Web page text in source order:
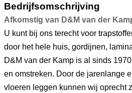
Bedrijfsomschrijving
Afkomstig van D&M van der
U kunt bij ons terecht voor
door het hele huis, gordijnen,
D&M van der Kamp is al sinds
en omstreken. Door de jarenlange
vloeren leggen kunnen wij oprecht